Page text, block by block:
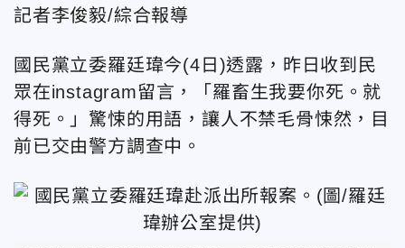
記者李俊毅/綜合報導
國民黨立委羅廷瑋今(4日)透露，昨日收到民
眾在instagram留言，「羅畜生我要你死。就
得死。」驚悚的用語，讓人不禁毛骨悚然，目
前已交由警方調查中。